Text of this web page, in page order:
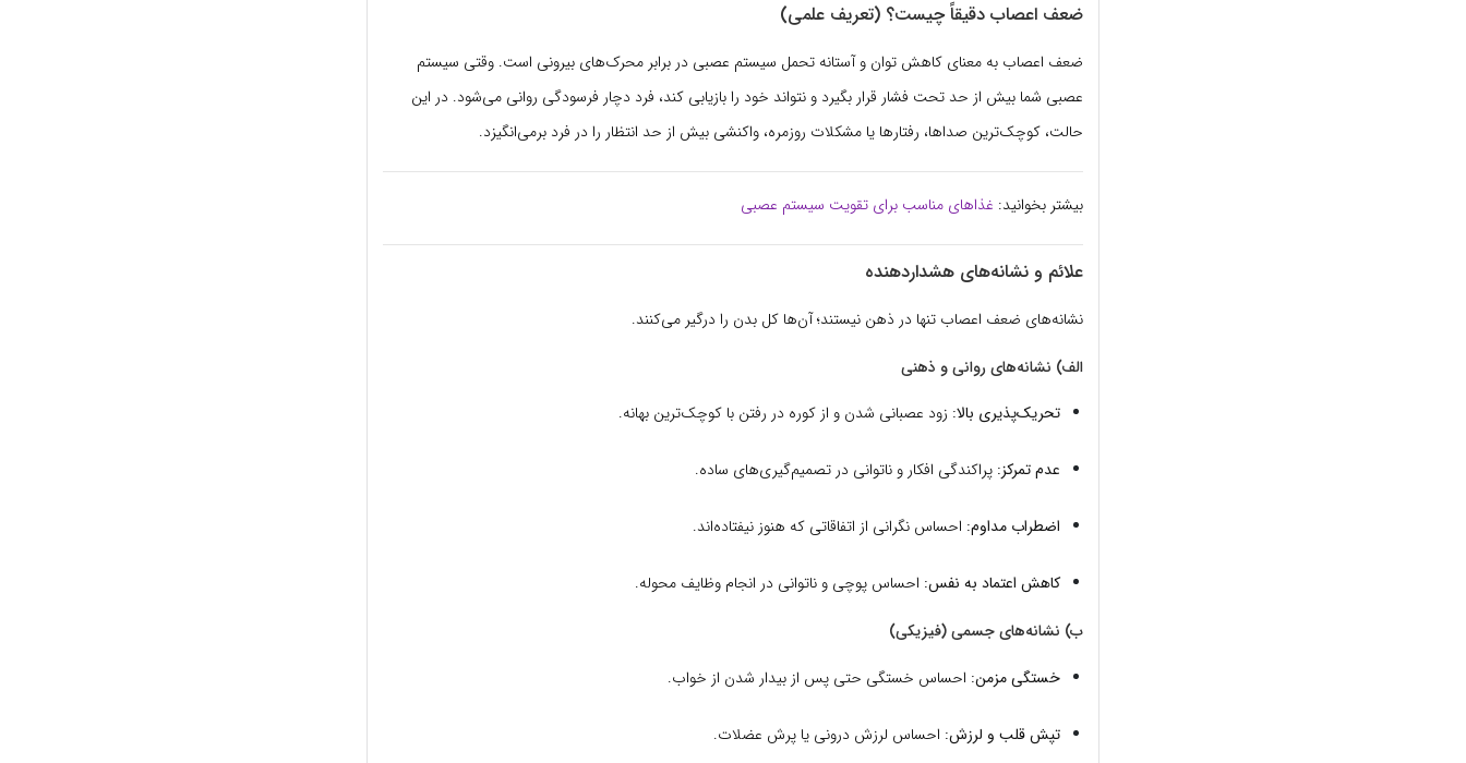
ضعف اعصاب دقیقاً چیست؟ (تعریف علمی)
ضعف اعصاب به معنای کاهش توان و آستانه تحمل سیستم عصبی در برابر محرک‌های بیرونی است. وقتی سیستم
عصبی شما بیش از حد تحت فشار قرار بگیرد و نتواند خود را بازیابی کند، فرد دچار فرسودگی روانی می‌شود. در این
حالت، کوچک‌ترین صداها، رفتارها یا مشکلات روزمره، واکنشی بیش از حد انتظار را در فرد برمی‌انگیزد.
بیشتر بخوانید: غذاهای مناسب برای تقویت سیستم عصبی
علائم و نشانه‌های هشداردهنده
نشانه‌های ضعف اعصاب تنها در ذهن نیستند؛ آن‌ها کل بدن را درگیر می‌کنند.
الف) نشانه‌های روانی و ذهنی
تحریک‌پذیری بالا: زود عصبانی شدن و از کوره در رفتن با کوچک‌ترین بهانه.
عدم تمرکز: پراکندگی افکار و ناتوانی در تصمیم‌گیری‌های ساده.
اضطراب مداوم: احساس نگرانی از اتفاقاتی که هنوز نیفتاده‌اند.
کاهش اعتماد به نفس: احساس پوچی و ناتوانی در انجام وظایف محوله.
ب) نشانه‌های جسمی (فیزیکی)
خستگی مزمن: احساس خستگی حتی پس از بیدار شدن از خواب.
تپش قلب و لرزش: احساس لرزش درونی یا پرش عضلات.